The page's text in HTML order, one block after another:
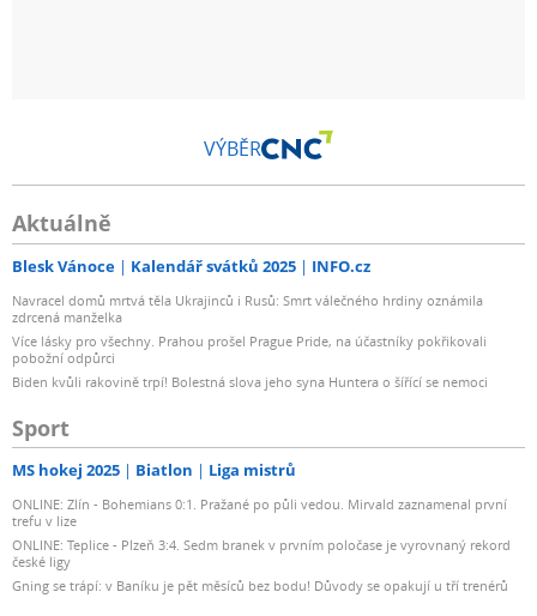
VÝBĚR
Aktuálně
Blesk Vánoce Kalendář svátků 2025 INFO.cz
Navracel domů mrtvá těla Ukrajinců i Rusů: Smrt válečného hrdiny oznámila
zdrcená manželka
Více lásky pro všechny. Prahou prošel Prague Pride, na účastníky pokřikovali
pobožní odpůrci
Biden kvůli rakovině trpí! Bolestná slova jeho syna Huntera o šířící se nemoci
Sport
MS hokej 2025 Biatlon Liga mistrů
ONLINE: Zlín - Bohemians 0:1. Pražané po půli vedou. Mirvald zaznamenal první
trefu v lize
ONLINE: Teplice - Plzeň 3:4. Sedm branek v prvním poločase je vyrovnaný rekord
české ligy
Gning se trápí: v Baníku je pět měsíců bez bodu! Důvody se opakují u tří trenérů